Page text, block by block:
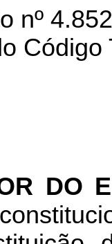
nº
DO